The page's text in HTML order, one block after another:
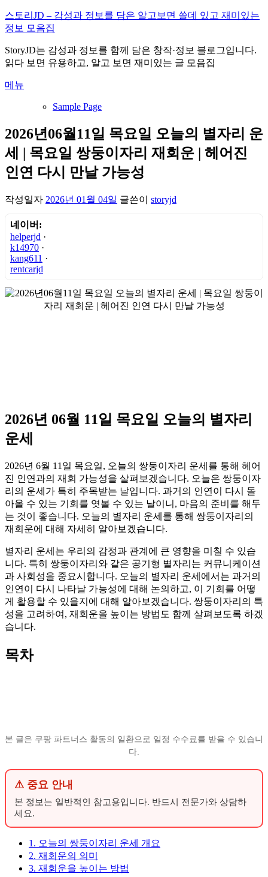
내
용
로
바
가
스토리JD – 감성과 정보를 담은 알고보면 쓸데 있고 재미있는
정보 모음집
StoryJD는 감성과 정보를 함께 담은 창작·정보 블로그입니다.
읽다 보면 유용하고, 알고 보면 재미있는 글 모음집
메뉴
Sample Page
2026년06월11일 목요일 오늘의 별자리 운
세 | 목요일 쌍둥이자리 재회운 | 헤어진
인연 다시 만날 가능성
작성일자 2026년 01월 04일 글쓴이 storyjd
네이버:
helperjd ·
k14970 ·
kang611 ·
rentcarjd
2026년 06월 11일 목요일 오늘의 별자리
운세
2026년 6월 11일 목요일, 오늘의 쌍둥이자리 운세를 통해 헤어
진 인연과의 재회 가능성을 살펴보겠습니다. 오늘은 쌍둥이자
리의 운세가 특히 주목받는 날입니다. 과거의 인연이 다시 돌
아올 수 있는 기회를 엿볼 수 있는 날이니, 마음의 준비를 해두
는 것이 좋습니다. 오늘의 별자리 운세를 통해 쌍둥이자리의
재회운에 대해 자세히 알아보겠습니다.
별자리 운세는 우리의 감정과 관계에 큰 영향을 미칠 수 있습
니다. 특히 쌍둥이자리와 같은 공기형 별자리는 커뮤니케이션
과 사회성을 중요시합니다. 오늘의 별자리 운세에서는 과거의
인연이 다시 나타날 가능성에 대해 논의하고, 이 기회를 어떻
게 활용할 수 있을지에 대해 알아보겠습니다. 쌍둥이자리의 특
성을 고려하여, 재회운을 높이는 방법도 함께 살펴보도록 하겠
습니다.
목차
본 글은 쿠팡 파트너스 활동의 일환으로 일정 수수료를 받을 수 있습니
다.
⚠ 중요 안내
본 정보는 일반적인 참고용입니다. 반드시 전문가와 상담하
세요.
1. 오늘의 쌍둥이자리 운세 개요
2. 재회운의 의미
3. 재회운을 높이는 방법